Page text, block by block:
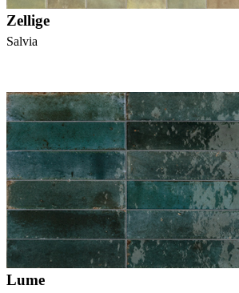
Zellige
Salvia
Lume